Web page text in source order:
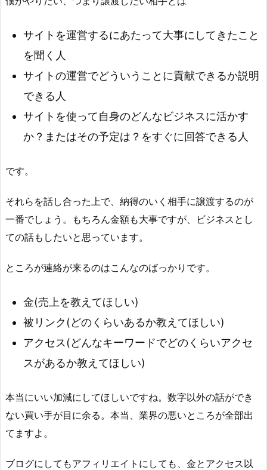
サイトを運営するにあたって大事にしてきたこと
を聞く人
サイトの運営でどういうことに貢献できるか説明
できる人
サイトを使って自身のどんなビジネスに活かす
か？またはその予定は？をすぐに回答できる人
です。
それらを話し合った上で、納得のいく相手に譲渡するのが
一番でしょう。もちろん金額も大事ですが、ビジネスとし
ての話もしたいと思っています。
ところが連絡が来るのはこんなのばっかりです。
金(売上を教えてほしい)
被リンク(どのくらいあるか教えてほしい)
アクセス(どんなキーワードでどのくらいアクセ
スがあるか教えてほしい)
本当にいい加減にしてほしいですね。数字以外の話ができ
ない買い手が目に余る。本当、業界の悪いところが全部出
てますよ。
ブログにしてもアフィリエイトにしても、金とアクセス以